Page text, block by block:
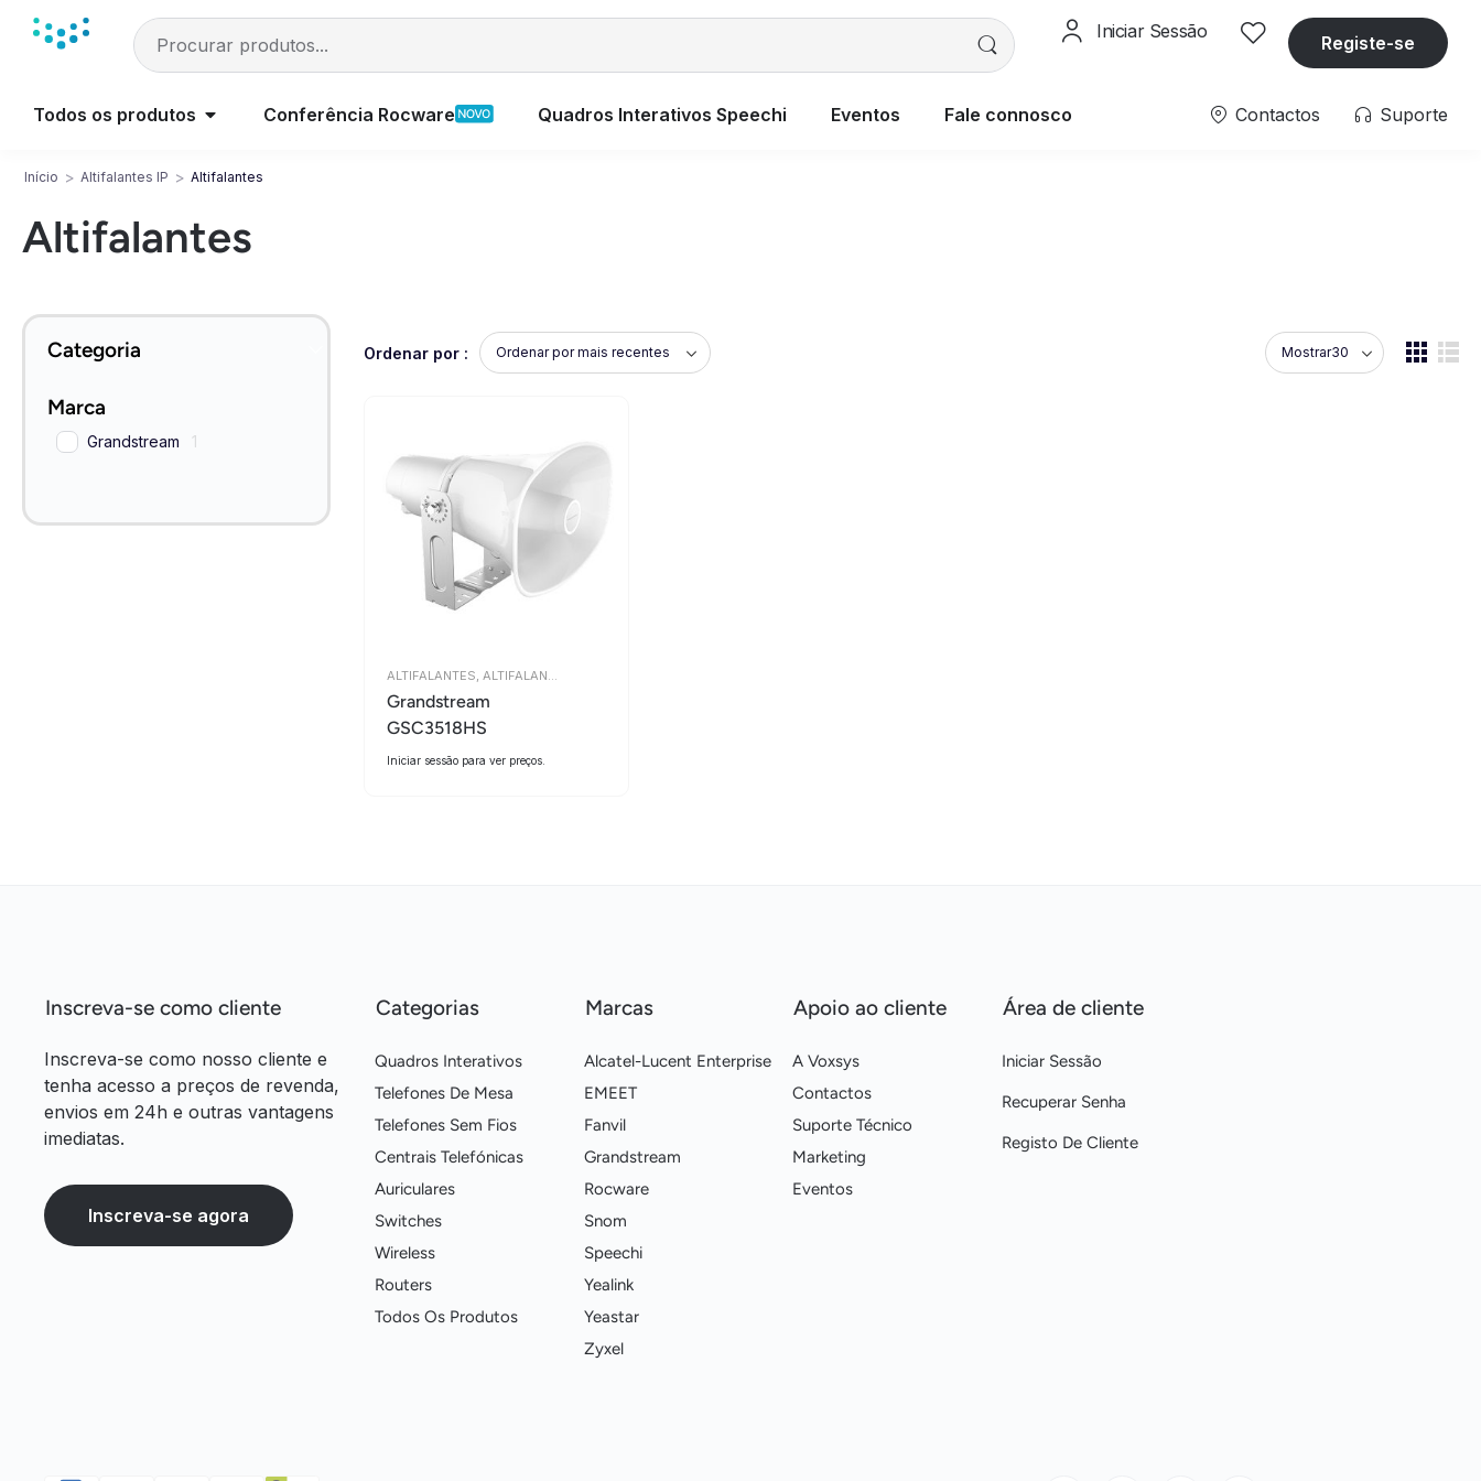
Iniciar Sessão
Registe-se
Todos os produtos Conferência Rocware Quadros Interativos Speechi Eventos Fale connosco Contactos Suporte
Início > Altifalantes IP > Altifalantes
Altifalantes
Categoria
Marca
Grandstream 1
Ordenar por :
ALTIFALANTES, ALTIFALANTES IP
Grandstream
GSC3518HS
Iniciar sessão para ver preços.
Inscreva-se como cliente
Inscreva-se como nosso cliente e
tenha acesso a preços de revenda,
envios em 24h e outras vantagens
imediatas.
Inscreva-se agora
Categorias
Quadros Interativos
Telefones De Mesa
Telefones Sem Fios
Centrais Telefónicas
Auriculares
Switches
Wireless
Routers
Todos Os Produtos
Marcas
Alcatel-Lucent Enterprise
EMEET
Fanvil
Grandstream
Rocware
Snom
Speechi
Yealink
Yeastar
Zyxel
Apoio ao cliente
A Voxsys
Contactos
Suporte Técnico
Marketing
Eventos
Área de cliente
Iniciar Sessão
Recuperar Senha
Registo De Cliente